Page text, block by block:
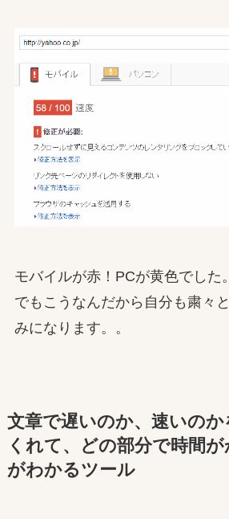
モバイルが赤！PCが黄色でした
でもこうなんだから自分も粛々
みになります。。
文章で遅いのか、速いの
くれて、どの部分で時間
がわかるツール